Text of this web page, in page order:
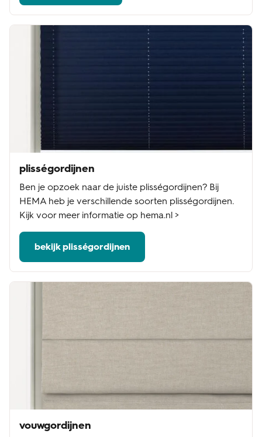
plisségordijnen
Ben je opzoek naar de juiste plisségordijnen? Bij
HEMA heb je verschillende soorten plisségordijnen.
Kijk voor meer informatie op hema.nl >
bekijk plisségordijnen
vouwgordijnen